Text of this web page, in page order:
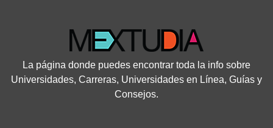
La página donde puedes encontrar toda la info sobre
Universidades, Carreras, Universidades en Línea, Guías y
Consejos.